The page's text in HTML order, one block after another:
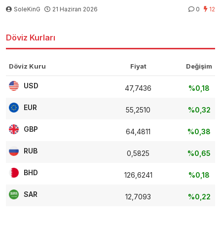
SoleKinG 21 Haziran 2026 0 12
Döviz Kurları
Döviz Kuru Fiyat Değişim
USD 47,7436 %0,18
EUR 55,2510 %0,32
GBP 64,4811 %0,38
RUB 0,5825 %0,65
BHD 126,6241 %0,18
SAR 12,7093 %0,22